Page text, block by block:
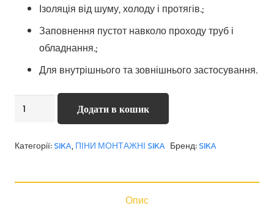
Ізоляція від шуму, холоду і протягів.;
Заповнення пустот навколо проходу труб і
обладнання.;
Для внутрішнього та зовнішнього застосування.
Sika
Додати в кошик
Категорії:SIKA,ПІНИ МОНТАЖНІ SIKA Бренд:SIKA
Опис